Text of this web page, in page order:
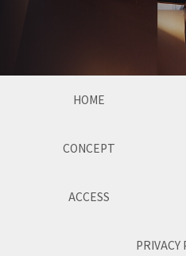
HOME
CONCEPT
ACCESS
PRIVACY